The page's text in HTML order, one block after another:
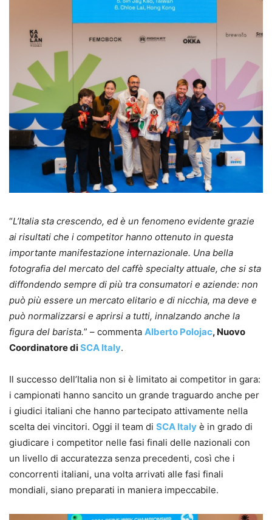
“L’Italia sta crescendo, ed è un fenomeno evidente grazie
ai risultati che i competitor hanno ottenuto in questa
importante manifestazione internazionale. Una bella
fotografia del mercato del caffè specialty attuale, che si sta
diffondendo sempre di più tra consumatori e aziende: non
può più essere un mercato elitario e di nicchia, ma deve e
può normalizzarsi e aprirsi a tutti, innalzando anche la
figura del barista.” – commenta Alberto Polojac, Nuovo
Coordinatore diSCA Italy.
Il successo dell’Italia non si è limitato ai competitor in gara:
i campionati hanno sancito un grande traguardo anche per
i giudici italiani che hanno partecipato attivamente nella
scelta dei vincitori. Oggi il team di SCA Italy è in grado di
giudicare i competitor nelle fasi finali delle nazionali con
un livello di accuratezza senza precedenti, così che i
concorrenti italiani, una volta arrivati alle fasi finali
mondiali, siano preparati in maniera impeccabile.